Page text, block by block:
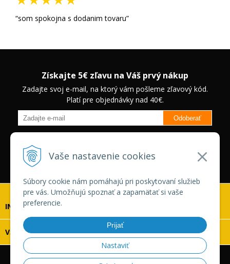
Vaše nastavenie cookies
Súbory cookie nám pomáhajú pri poskytovaní služieb
pre vás. Umožňujú spoznať a zapamätať si vaše
preferencie.
Prijať
Nastaviť
som spokojna s dodanim tovaru
Získajte 5€ zľavu na Váš prvý nákup
Zadajte svoj e-mail, na ktorý vám pošleme zľavový kód.
Platí pre objednávky nad 40€.
Odoberať
zľavách na vybrané produkty.
Neplatí pre Veľkoobchodných
zákazníkov.
INFOLINKA
VŠETKO O NÁKUPE